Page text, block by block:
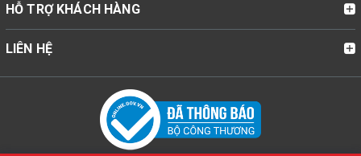
HỖ TRỢ KHÁCH HÀNG
LIÊN HỆ